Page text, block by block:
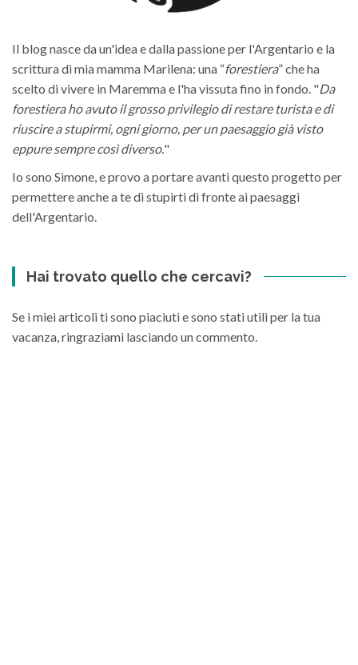
Il blog nasce da un'idea e dalla passione per l'Argentario e la
scrittura di mia mamma Marilena: una “forestiera” che ha
scelto di vivere in Maremma e l'ha vissuta fino in fondo. "Da
forestiera ho avuto il grosso privilegio di restare turista e di
riuscire a stupirmi, ogni giorno, per un paesaggio già visto
eppure sempre così diverso."
Io sono Simone, e provo a portare avanti questo progetto per
permettere anche a te di stupirti di fronte ai paesaggi
dell'Argentario.
Hai trovato quello che cercavi?
Se i miei articoli ti sono piaciuti e sono stati utili per la tua
vacanza, ringraziami lasciando un commento.